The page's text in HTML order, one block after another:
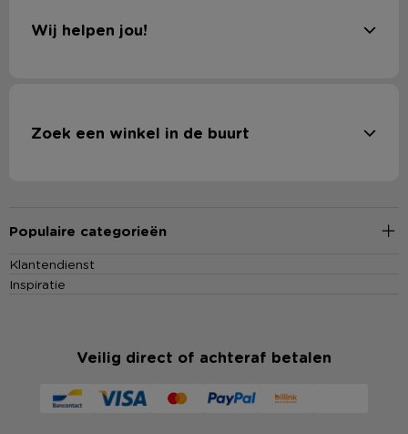
Wij helpen jou!
Zoek een winkel in de buurt
Populaire categorieën
Klantendienst
Inspiratie
Veilig direct of achteraf betalen